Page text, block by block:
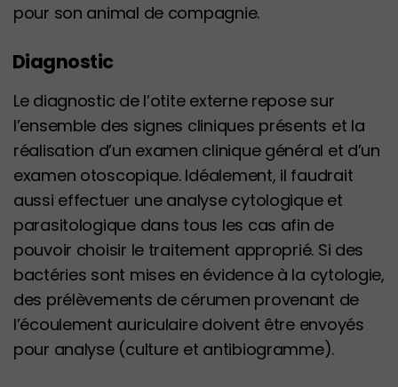
pour son animal de compagnie.
Diagnostic
Le diagnostic de l’otite externe repose sur
l’ensemble des signes cliniques présents et la
réalisation d’un examen clinique général et d’un
examen otoscopique. Idéalement, il faudrait
aussi effectuer une analyse cytologique et
parasitologique dans tous les cas afin de
pouvoir choisir le traitement approprié. Si des
bactéries sont mises en évidence à la cytologie,
des prélèvements de cérumen provenant de
l’écoulement auriculaire doivent être envoyés
pour analyse (culture et antibiogramme).